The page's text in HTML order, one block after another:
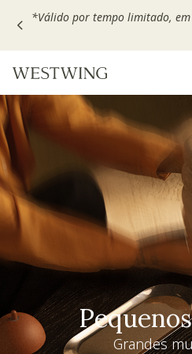
Escolha seu VOUCHER e ganhe
Grandes